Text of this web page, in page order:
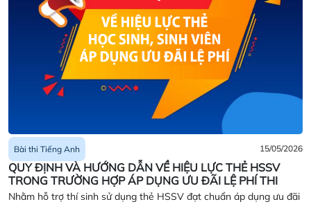
Đăng ký thi
Bài thi Tiếng Anh 15/05/2026
QUY ĐỊNH VÀ HƯỚNG DẪN VỀ HIỆU LỰC THẺ HSSV
TRONG TRƯỜNG HỢP ÁP DỤNG ƯU ĐÃI LỆ PHÍ THI
Nhằm hỗ trợ thí sinh sử dụng thẻ HSSV đạt chuẩn áp dụng ưu đãi